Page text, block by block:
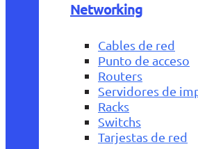
Networking
Cables de red
Punto de acceso
Routers
Servidores de
Racks
Switchs
Tarjestas de red